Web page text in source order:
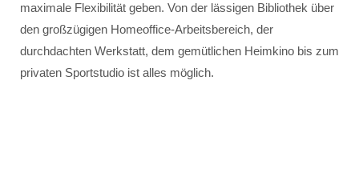
maximale Flexibilität geben. Von der lässigen Bibliothek über
den großzügigen Homeoffice-Arbeitsbereich, der
durchdachten Werkstatt, dem gemütlichen Heimkino bis zum
privaten Sportstudio ist alles möglich.